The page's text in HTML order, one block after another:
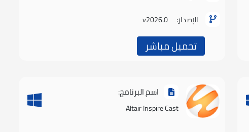
الإصدار:
v2026.0
تحميل مباشر
اسم البرنامج:
Altair Inspire Cast